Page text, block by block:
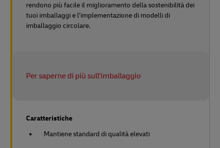
rendono più facile il miglioramento della sostenibilità dei
tuoi imballaggi e l’implementazione di modelli di
imballaggio circolare.
Per saperne di più sull'imballaggio
Caratteristiche
Mantiene standard di qualità elevati